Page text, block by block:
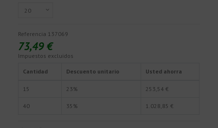
Referencia 137069
73,49 €
Impuestos excluidos
Cantidad Descuento unitario Usted ahorra
15 23% 253,54 €
40 35% 1.028,85 €